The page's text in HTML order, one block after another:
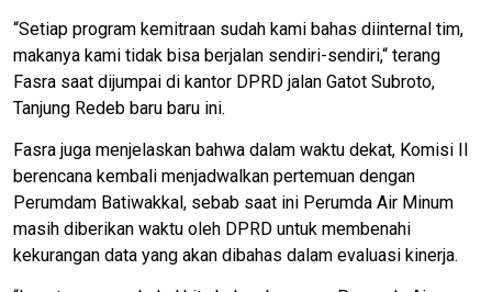
“Setiap program kemitraan sudah kami bahas diinternal tim,
makanya kami tidak bisa berjalan sendiri-sendiri,“ terang
Fasra saat dijumpai di kantor DPRD jalan Gatot Subroto,
Tanjung Redeb baru baru ini.
Fasra juga menjelaskan bahwa dalam waktu dekat, Komisi II
berencana kembali menjadwalkan pertemuan dengan
Perumdam Batiwakkal, sebab saat ini Perumda Air Minum
masih diberikan waktu oleh DPRD untuk membenahi
kekurangan data yang akan dibahas dalam evaluasi kinerja.